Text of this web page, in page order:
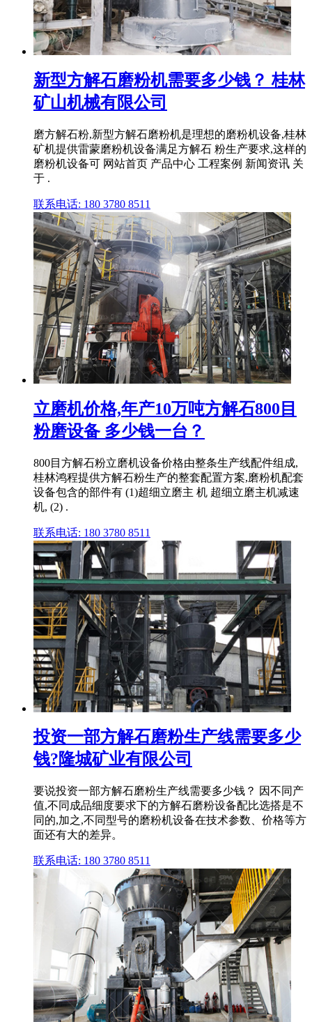
新型方解石磨粉机需要多少钱？ 桂林
矿山机械有限公司
磨方解石粉,新型方解石磨粉机是理想的磨粉机设备,桂林
矿机提供雷蒙磨粉机设备满足方解石 粉生产要求,这样的
磨粉机设备可 网站首页 产品中心 工程案例 新闻资讯 关
于 .
联系电话: 180 3780 8511
立磨机价格,年产10万吨方解石800目
粉磨设备 多少钱一台？
800目方解石粉立磨机设备价格由整条生产线配件组成,
桂林鸿程提供方解石粉生产的整套配置方案,磨粉机配套
设备包含的部件有 (1)超细立磨主 机 超细立磨主机减速
机, (2) .
联系电话: 180 3780 8511
投资一部方解石磨粉生产线需要多少
钱?隆城矿业有限公司
要说投资一部方解石磨粉生产线需要多少钱？ 因不同产
值,不同成品细度要求下的方解石磨粉设备配比选搭是不
同的,加之,不同型号的磨粉机设备在技术参数、价格等方
面还有大的差异。
联系电话: 180 3780 8511